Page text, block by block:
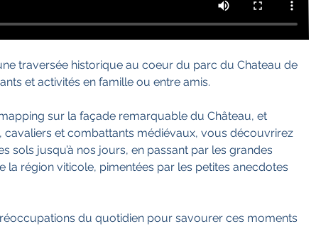
traversée historique au coeur du parc du Chateau de
et activités en famille ou entre amis.
sur la façade remarquable du Château, et
et combattants médiévaux, vous découvrirez
sols jusqu’à nos jours, en passant par les grandes
la région viticole, pimentées par les petites anecdotes
du quotidien pour savourer ces moments